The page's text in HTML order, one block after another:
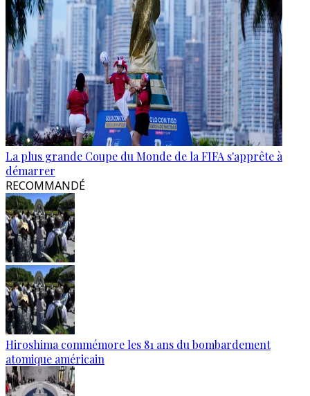
La plus grande Coupe du Monde de la FIFA s'apprête à
démarrer
RECOMMANDÉ
Hiroshima commémore les 81 ans du bombardement
atomique américain